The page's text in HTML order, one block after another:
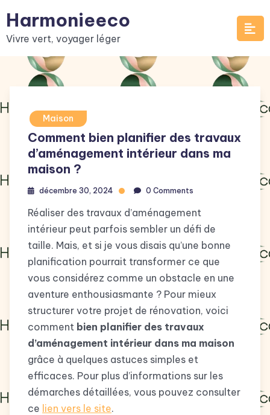
to
content
Harmonieeco
Vivre vert, voyager léger
Maison
Comment bien planifier des travaux
d’aménagement intérieur dans ma
maison ?
décembre 30, 2024 0 Comments
Réaliser des travaux d’aménagement
intérieur peut parfois sembler un défi de
taille. Mais, et si je vous disais qu’une bonne
planification pourrait transformer ce que
vous considérez comme un obstacle en une
aventure enthousiasmante ? Pour mieux
structurer votre projet de rénovation, voici
comment bien planifier des travaux
d’aménagement intérieur dans ma maison
grâce à quelques astuces simples et
efficaces. Pour plus d’informations sur les
démarches détaillées, vous pouvez consulter
ce lien vers le site.